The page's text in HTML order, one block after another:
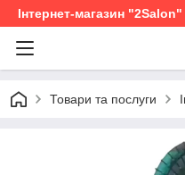
Інтернет-магазин "2Salon"
Товари та послуги